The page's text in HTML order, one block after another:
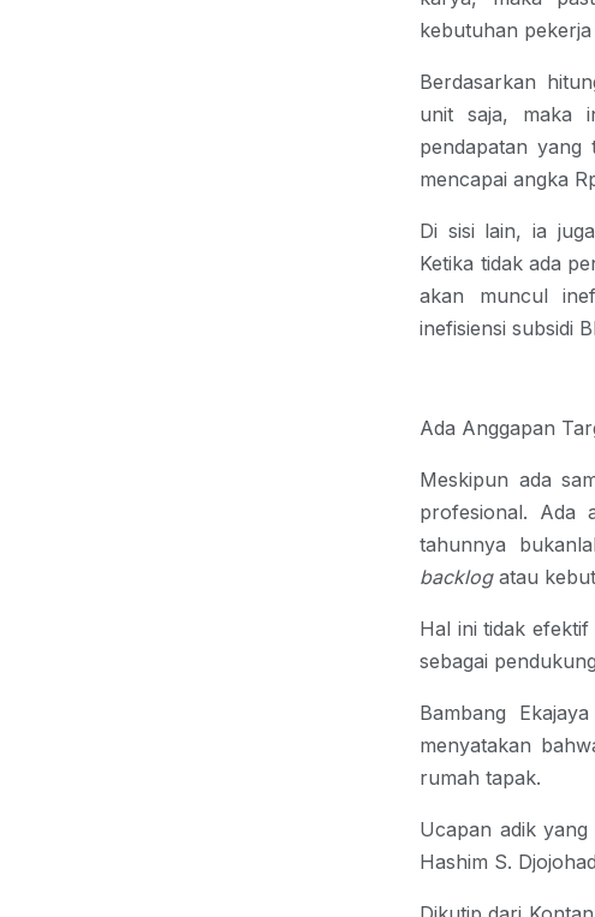
kebutuhan
Berdasarkan
unit saja, maka
pendapatan yang
mencapai angka
Di sisi lain, ia
Ketika tidak ada
akan muncul
inefisiensi subsidi
Ada Anggapan
Meskipun ada
profesional. Ada
tahunnya
backlogatau
Hal ini tidak
sebagai
Bambang
menyatakan
rumah tapak.
Ucapan adik
Hashim S.